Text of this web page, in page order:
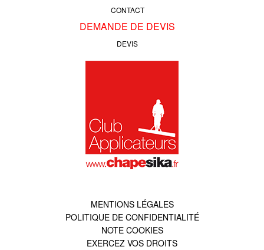
CONTACT
DEMANDE DE DEVIS
DEVIS
MENTIONS LÉGALES
POLITIQUE DE CONFIDENTIALITÉ
NOTE COOKIES
EXERCEZ VOS DROITS